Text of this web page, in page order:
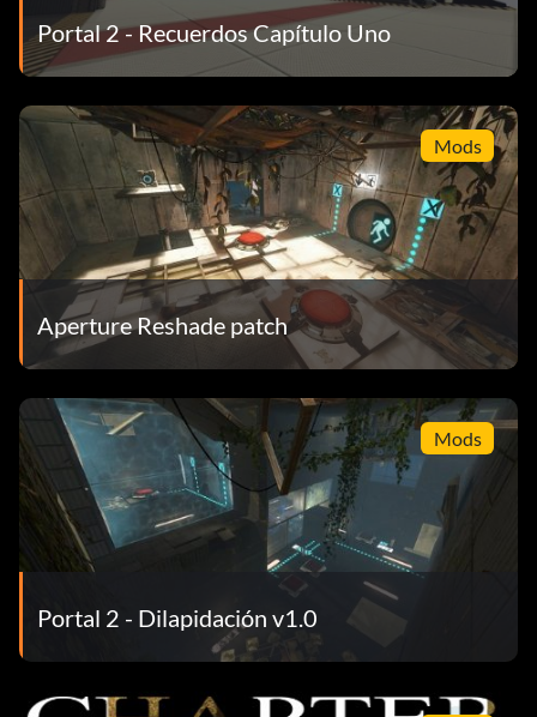
Portal 2 - Recuerdos Capítulo Uno
Mods
Aperture Reshade patch
Mods
Portal 2 - Dilapidación v1.0